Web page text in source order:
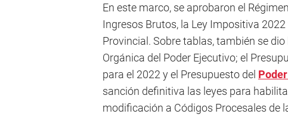
En este marco, se aprobaron el
Ingresos Brutos, la Ley Impositiva
Provincial. Sobre tablas, también se
Orgánica del Poder Ejecutivo; el
para el 2022 y el Presupuesto del
sanción definitiva las leyes para
modificación a Códigos Procesales de